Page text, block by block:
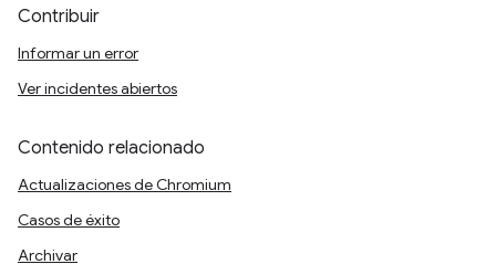
Contribuir
Informar un error
Ver incidentes abiertos
Contenido relacionado
Actualizaciones de Chromium
Casos de éxito
Archivar